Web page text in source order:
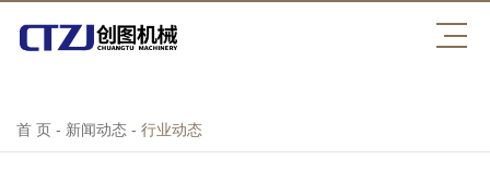
万搏官方网页版_万搏(中国)
首 页 - 新闻动态 - 行业动态